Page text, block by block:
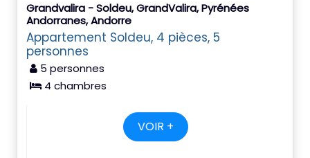
Grandvalira - Soldeu, GrandValira, Pyrénées
Andorranes, Andorre
Appartement Soldeu, 4 pièces, 5
personnes
5 personnes
4 chambres
VOIR +